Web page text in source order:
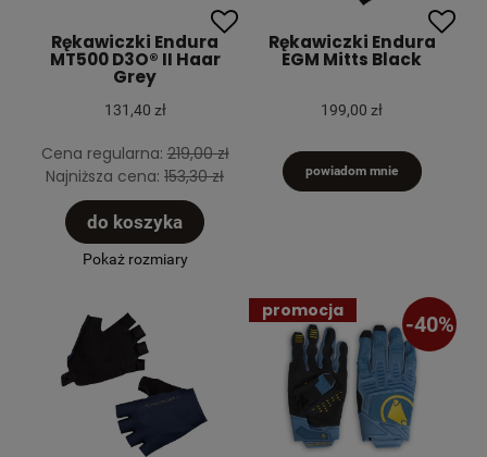
Rękawiczki Endura
MT500 D3O® II Haar
Grey
131,40 zł
Cena regularna:219,00 zł
Najniższa cena:153,30 zł
do koszyka
Pokaż rozmiary
Rękawiczki Endura
EGM Mitts Black
199,00 zł
powiadom mnie
promocja
-40%